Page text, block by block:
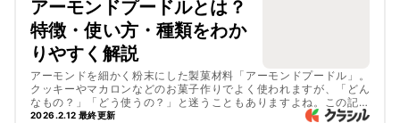
アーモンドプードルとは？
特徴・使い方・種類をわか
りやすく解説
アーモンドを細かく粉末にした製菓材料「アーモンドプードル」。
クッキーやマカロンなどのお菓子作りでよく使われますが、「どん
なもの？」「どう使うの？」と迷うこともありますよね。この記事
では、アーモンドプードルの特徴や種類（皮なし／皮付き）、アー
2026.2.12 最終更新